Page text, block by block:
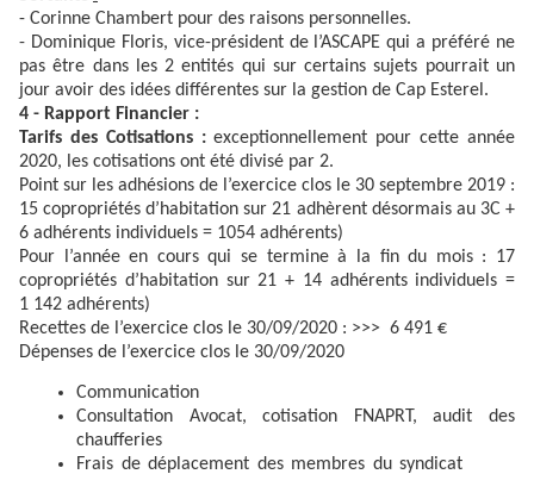
- Corinne Chambert pour des raisons personnelles.
- Dominique Floris, vice-président de l’ASCAPE qui a préféré ne
pas être dans les 2 entités qui sur certains sujets pourrait un
jour avoir des idées différentes sur la gestion de Cap Esterel.
4 - Rapport Financier :
Tarifs des Cotisations :exceptionnellement pour cette année
2020, les cotisations ont été divisé par 2.
Point sur les adhésions de l’exercice clos le 30 septembre 2019 :
15 copropriétés d’habitation sur 21 adhèrent désormais au 3C +
6 adhérents individuels = 1054 adhérents)
Pour l’année en cours qui se termine à la fin du mois : 17
copropriétés d’habitation sur 21 + 14 adhérents individuels =
1 142 adhérents)
Recettes de l’exercice clos le 30/09/2020 : >>> 6 491 €
Dépenses de l’exercice clos le 30/09/2020
Communication
Consultation Avocat, cotisation FNAPRT, audit des
chaufferies
Frais de déplacement des membres du syndicat